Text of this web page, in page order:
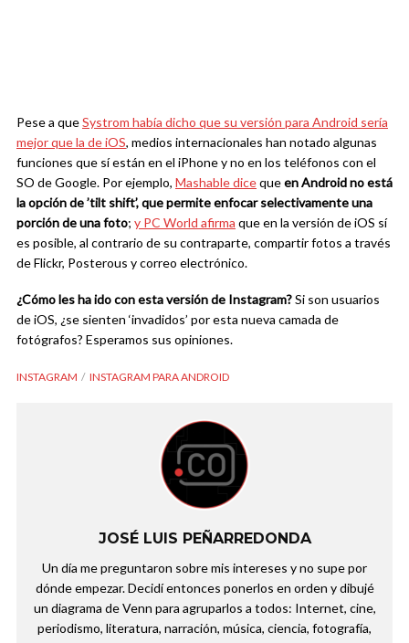
Pese a queSystrom había dicho que su versión para Android sería
mejor que la de iOS, medios internacionales han notado algunas
funciones que sí están en el iPhone y no en los teléfonos con el
SO de Google. Por ejemplo, Mashable dicequeen Android no está
la opción de ’tilt shift’, que permite enfocar selectivamente una
porción de una foto; y PC World afirma que en la versión de iOS sí
es posible, al contrario de su contraparte, compartir fotos a través
de Flickr, Posterous y correo electrónico.
¿Cómo les ha ido con esta versión de Instagram?Si son usuarios
de iOS, ¿se sienten ‘invadidos’ por esta nueva camada de
fotógrafos? Esperamos sus opiniones.
INSTAGRAM INSTAGRAM PARA ANDROID
JOSÉ LUIS PEÑARREDONDA
Un día me preguntaron sobre mis intereses y no supe por
dónde empezar. Decidí entonces ponerlos en orden y dibujé
un diagrama de Venn para agruparlos a todos: Internet, cine,
periodismo, literatura, narración, música, ciencia, fotografía,